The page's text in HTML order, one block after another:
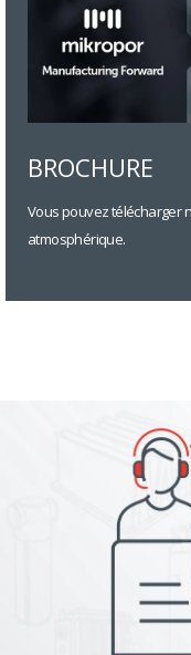
BROCHURE
Vous pouvez télécharger
atmosphérique.